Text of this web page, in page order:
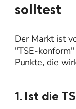
solltest
Der Markt ist
"TSE-
Punkte, die
1. Ist die